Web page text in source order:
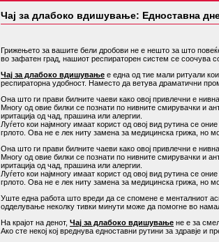
Чај за длабоко вдишување: Едноставна
Грижењето за вашите бели дробови не е нешто за што
во зафатен град, нашиот респираторен систем се соочува
Чај за длабоко вдишување е една од тие мали ритуали
респираторна удобност. Наместо да ветува драматични
Она што ги прави билните чаеви како овој привлечни е
Многу од овие билки се познати по нивните смирувачки и
иритација од чад, прашина или алергии.
Луѓето кои најмногу имаат корист од овој вид рутина се
грлото. Ова не е лек ниту замена за медицинска грижа, но
Она што ги прави билните чаеви како овој привлечни е
Многу од овие билки се познати по нивните смирувачки и
иритација од чад, прашина или алергии.
Луѓето кои најмногу имаат корист од овој вид рутина се
грлото. Ова не е лек ниту замена за медицинска грижа, но
Уште една работа што вреди да се спомене е менталниот
одделување неколку тивки минути може да помогне во
На крајот на денот, Чај за длабоко вдишување не е за
Ако сте некој кој вреднува едноставни рутини за здравје